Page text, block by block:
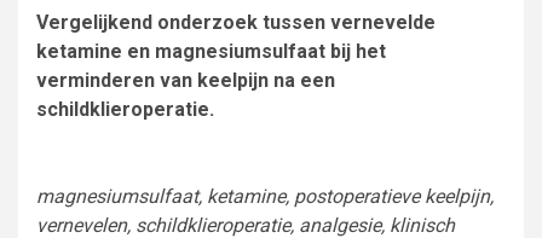
Vergelijkend onderzoek tussen vernevelde
ketamine en magnesiumsulfaat bij het
verminderen van keelpijn na een
schildklieroperatie.
magnesiumsulfaat, ketamine, postoperatieve keelpijn,
vernevelen, schildklieroperatie, analgesie, klinisch